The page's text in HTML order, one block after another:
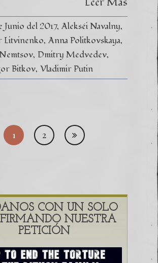
Junio del 2017 Alekséi Navalny
Litvinenko Anna Politkovskaya
Dmitry Medvedev
Bitkov Vladimir Putin
1 2
CON UN SOLO
NUESTRA
PETICIÓN